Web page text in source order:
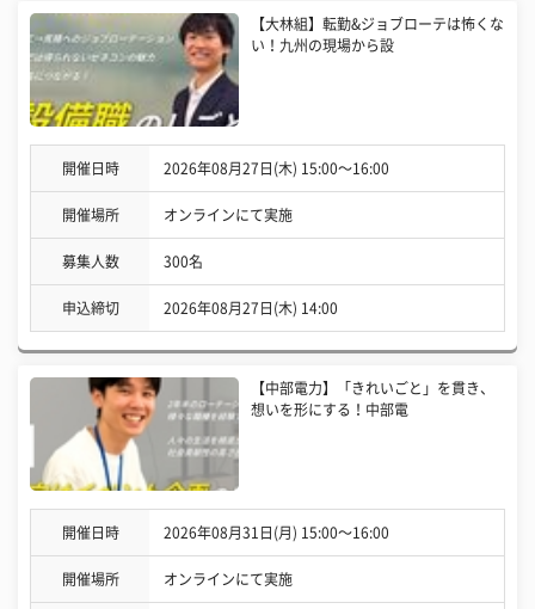
【大林組】転勤&ジョブローテは怖くな
い！九州の現場から設
開催日時 2026年08月27日(木) 15:00〜16:00
開催場所 オンラインにて実施
募集人数 300名
申込締切 2026年08月27日(木) 14:00
【中部電力】「きれいごと」を貫き、
想いを形にする！中部電
開催日時 2026年08月31日(月) 15:00〜16:00
開催場所 オンラインにて実施